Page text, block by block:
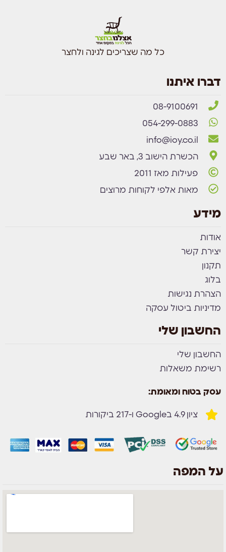
כל מה שצריכים לגינה ולחצר
דברו איתנו
08-9100691
054-299-0883
info@ioy.co.il
הכשרת הישוב 3, באר שבע
פעילות מאז 2011
מאות אלפי לקוחות מרוצים
מידע
אודות
יצירת קשר
תקנון
בלוג
הצהרת נגישות
מדיניות ביטול עסקה
החשבון שלי
החשבון שלי
רשימת משאלות
עסק בטוח ומאומת:
ציון 4.9 בGoogle ו-217 ביקורות
על המפה